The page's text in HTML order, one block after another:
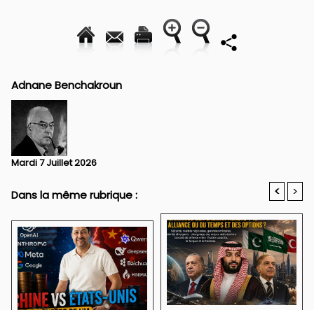
Adnane Benchakroun
Mardi 7 Juillet 2026
Dans la même rubrique : < >